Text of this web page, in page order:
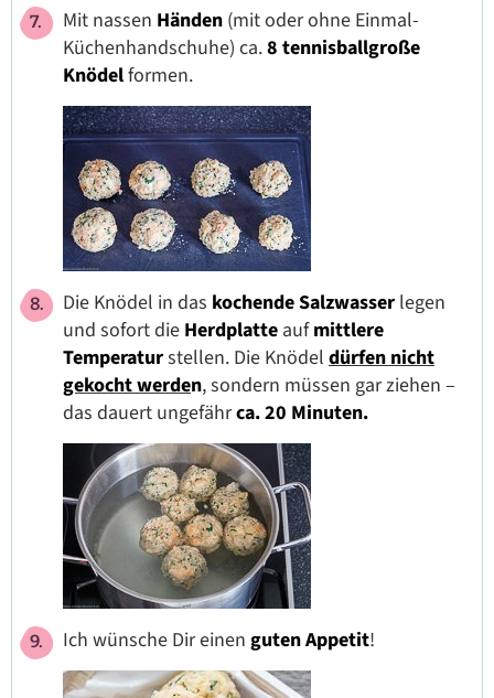
Mit nassen Händen (mit oder ohne Einmal-
Küchenhandschuhe) ca.8 tennisballgroße
Knödelformen.
Die Knödel in das kochende Salzwasser legen
und sofort die Herdplatte aufmittlere
Temperaturstellen. Die Knödel dürfen nicht
gekocht werden, sondern müssen gar ziehen –
das dauert ungefährca. 20 Minuten.
Ich wünsche Dir einen guten Appetit!